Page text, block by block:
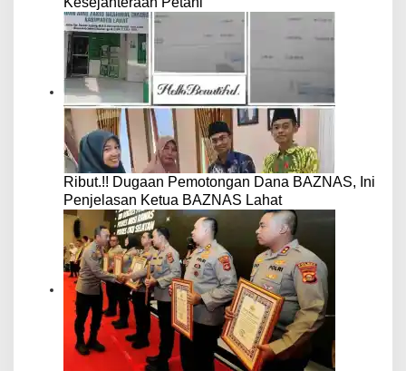
Ribut.!! Dugaan Pemotongan Dana BAZNAS, Ini
Penjelasan Ketua BAZNAS Lahat